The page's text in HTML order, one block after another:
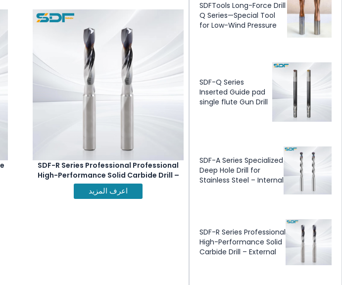
SDFTools Long-Force Drill
Q Series—Special Tool
for Low-Wind Pressure
SDF-Q Series
Inserted Guide pad
single flute Gun Drill
SDF-A Series Specialized
Deep Hole Drill for
Stainless Steel – Internal
SDF-R Series Professional
High-Performance Solid
Carbide Drill – External
SDF-R Series Professional Professional
High-Performance Solid Carbide Drill –
Internal Coolant
اعرف المزيد